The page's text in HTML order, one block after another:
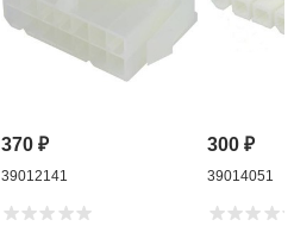
370₽
39012141
300₽
39014051